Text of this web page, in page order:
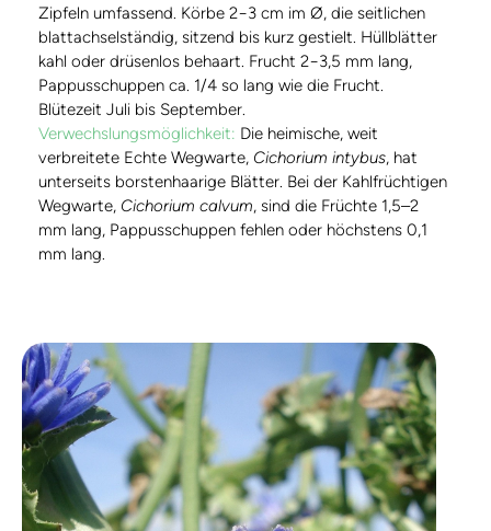
Zipfeln umfassend. Körbe 2−3 cm im Ø, die seitlichen
blattachselständig, sitzend bis kurz gestielt. Hüllblätter
kahl oder drüsenlos behaart. Frucht 2−3,5 mm lang,
Pappusschuppen ca. 1/4 so lang wie die Frucht.
Blütezeit Juli bis September.
Verwechslungsmöglichkeit: Die heimische, weit
verbreitete Echte Wegwarte, Cichorium intybus, hat
unterseits borstenhaarige Blätter. Bei der Kahlfrüchtigen
Wegwarte, Cichorium calvum, sind die Früchte 1,5–2
mm lang, Pappusschuppen fehlen oder höchstens 0,1
mm lang.